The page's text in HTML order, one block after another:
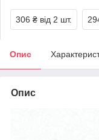
306 ₴ від 2 шт.
Опис
Опис